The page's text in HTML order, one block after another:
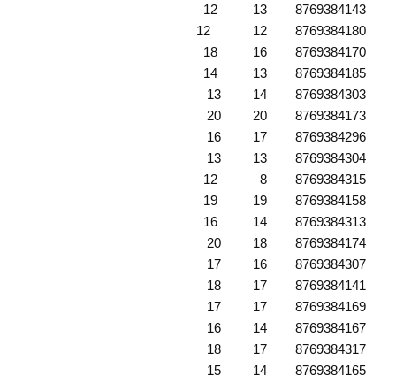
8769384143 13 12
8769384180 12 12
8769384170 16 18
8769384185 13 14
8769384303 14 13
8769384173 20 20
8769384296 17 16
8769384304 13 13
8769384315 8 12
8769384158 19 19
8769384313 14 16
8769384174 18 20
8769384307 16 17
8769384141 17 18
8769384169 17 17
8769384167 14 16
8769384317 17 18
8769384165 14 15